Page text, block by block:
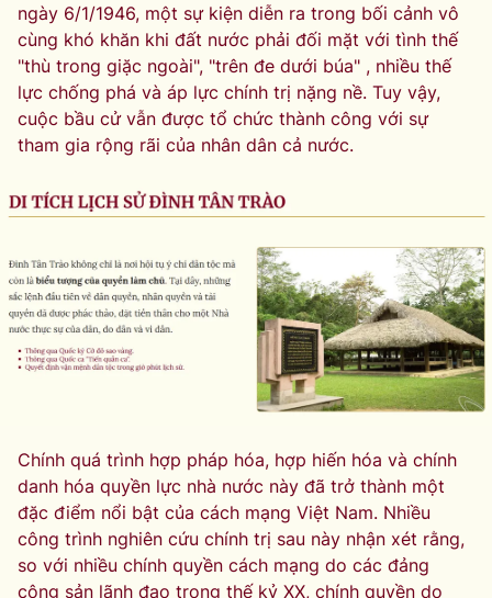
ngày 6/1/1946, một sự kiện diễn ra trong bối cảnh vô
cùng khó khăn khi đất nước phải đối mặt với tình thế
"thù trong giặc ngoài", "trên đe dưới búa" , nhiều thế
lực chống phá và áp lực chính trị nặng nề. Tuy vậy,
cuộc bầu cử vẫn được tổ chức thành công với sự
tham gia rộng rãi của nhân dân cả nước.
Chính quá trình hợp pháp hóa, hợp hiến hóa và chính
danh hóa quyền lực nhà nước này đã trở thành một
đặc điểm nổi bật của cách mạng Việt Nam. Nhiều
công trình nghiên cứu chính trị sau này nhận xét rằng,
so với nhiều chính quyền cách mạng do các đảng
cộng sản lãnh đạo trong thế kỷ XX, chính quyền do